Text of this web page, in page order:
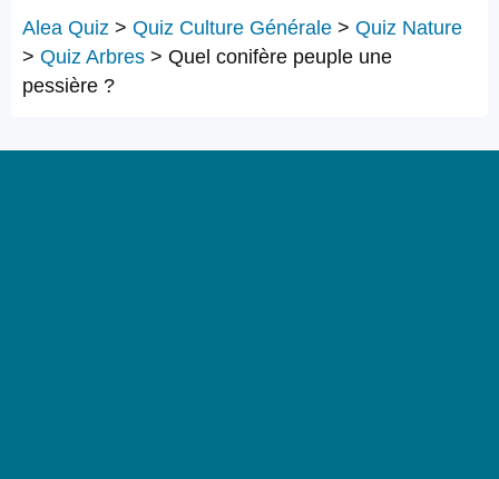
Alea Quiz > Quiz Culture Générale > Quiz Nature
> Quiz Arbres > Quel conifère peuple une
pessière ?